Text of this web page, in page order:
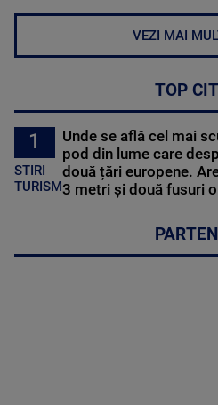
VEZI MAI
TOP
1
STIRI
TURISM
Unde se află cel mai
pod din lume care
două țări europene.
3 metri și două fusuri